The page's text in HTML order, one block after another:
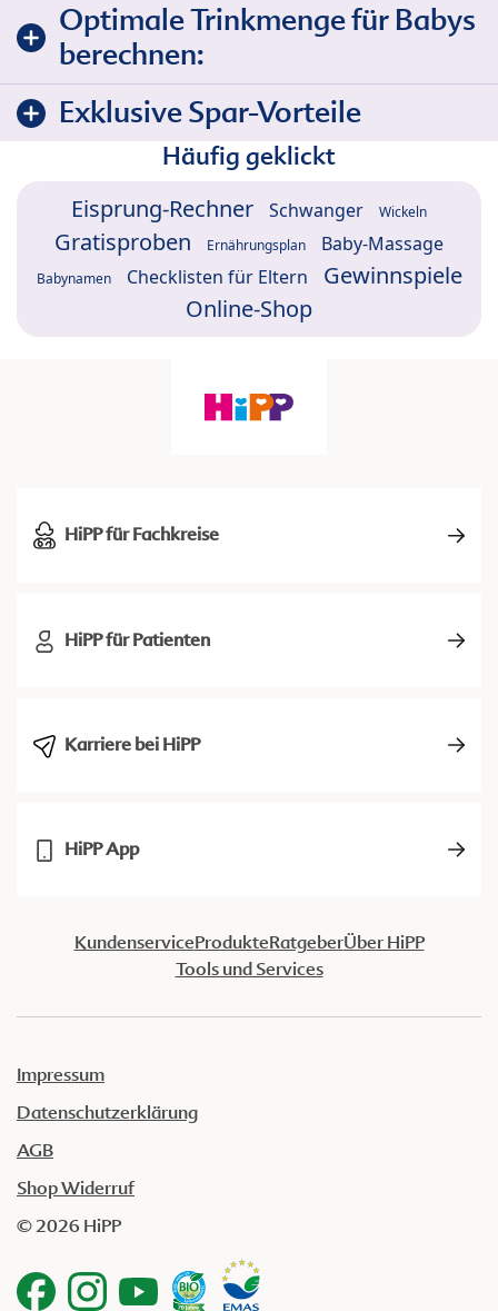
Optimale Trinkmenge für Babys
berechnen:
Exklusive Spar-Vorteile
Häufig geklickt
Eisprung-Rechner Schwanger Wickeln
Gratisproben Ernährungsplan Baby-Massage
Babynamen Checklisten für Eltern
Gewinnspiele
Online-Shop
HiPP für Fachkreise
HiPP für Patienten
Karriere bei HiPP
HiPP App
KundenserviceProdukteRatgeberÜber HiPP
Tools und Services
Impressum
Datenschutzerklärung
AGB
Shop Widerruf
© 2026 HiPP